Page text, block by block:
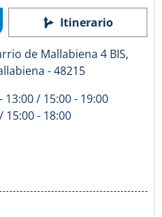
Itinerario
de Mallabiena 4 BIS,
- 48215
13:00 / 15:00 - 19:00
15:00 - 18:00